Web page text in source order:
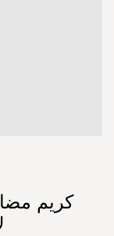
beginning
كريم